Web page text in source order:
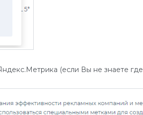
(если Вы не знаете где